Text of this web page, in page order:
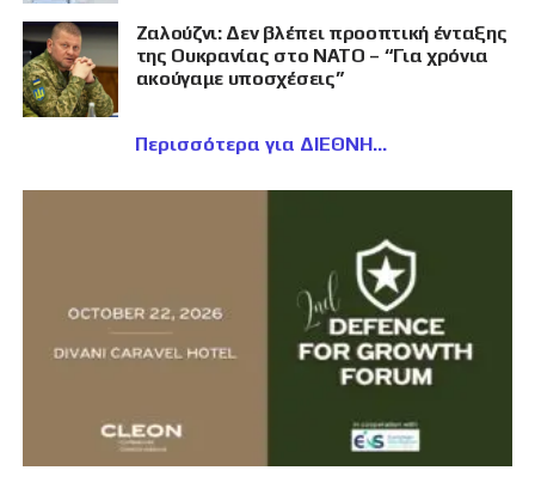
Ζαλούζνι: Δεν βλέπει προοπτική ένταξης
της Ουκρανίας στο ΝΑΤΟ – “Για χρόνια
ακούγαμε υποσχέσεις”
Περισσότερα για ΔΙΕΘΝΗ